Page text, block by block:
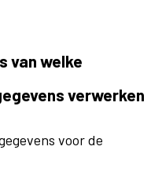
van welke
verwerken
voor de